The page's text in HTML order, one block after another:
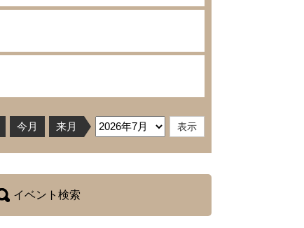
今月 来月
イベント検索